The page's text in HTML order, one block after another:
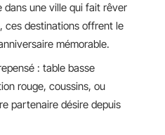
dans une ville qui fait rêver
ces destinations offrent le
mémorable.
: table basse
rouge, coussins, ou
partenaire désire depuis